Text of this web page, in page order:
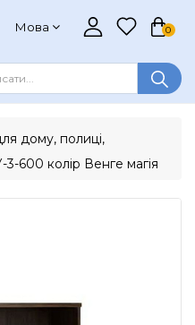
Мова 0
дому, полиці,
600 колір Венге магія